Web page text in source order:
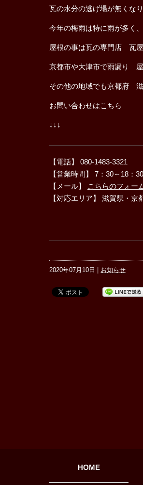
瓦の水分の逃げ場が無くな
今年の梅雨は特に雨が多く
屋根の事は瓦の専門店 瓦屋
京都市や大津市で雨漏り 屋
その他の地域でも京都府
お問い合わせはこちら
↓↓↓
【電話】 080-1483-3321
【営業時間】 7：30～18：30
【メール】
こちらのフォー
【対応エリア】 滋賀県・
2020年07月10日 | お知らせ
HOME